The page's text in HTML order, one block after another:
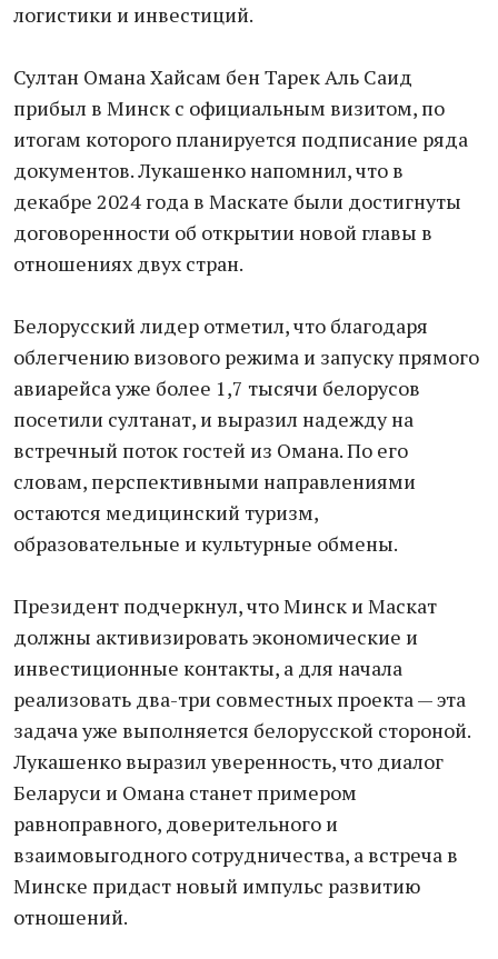
логистики и инвестиций.
Султан Омана Хайсам бен Тарек Аль Саид
прибыл в Минск с официальным визитом, по
итогам которого планируется подписание ряда
документов. Лукашенко напомнил, что в
декабре 2024 года в Маскате были достигнуты
договоренности об открытии новой главы в
отношениях двух стран.
Белорусский лидер отметил, что благодаря
облегчению визового режима и запуску прямого
авиарейса уже более 1,7 тысячи белорусов
посетили султанат, и выразил надежду на
встречный поток гостей из Омана. По его
словам, перспективными направлениями
остаются медицинский туризм,
образовательные и культурные обмены.
Президент подчеркнул, что Минск и Маскат
должны активизировать экономические и
инвестиционные контакты, а для начала
реализовать два-три совместных проекта — эта
задача уже выполняется белорусской стороной.
Лукашенко выразил уверенность, что диалог
Беларуси и Омана станет примером
равноправного, доверительного и
взаимовыгодного сотрудничества, а встреча в
Минске придаст новый импульс развитию
отношений.